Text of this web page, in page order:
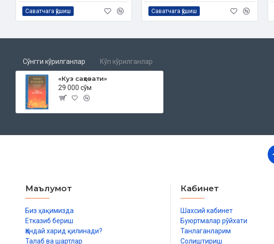
Саватчага қўшиш Саватчага қўшиш
Сўнгги кўрилганлар Кўп кўрилганлар
«Куз саҳовати»
29 000 сўм
Маълумот
Биз ҳақимизда
Етказиб бериш
Қандай харид қилинади?
Талаб ва шартлар
Кабинет
Шахсий кабинет
Буюртмалар рўйхати
Танлаганларим
Солиштириш